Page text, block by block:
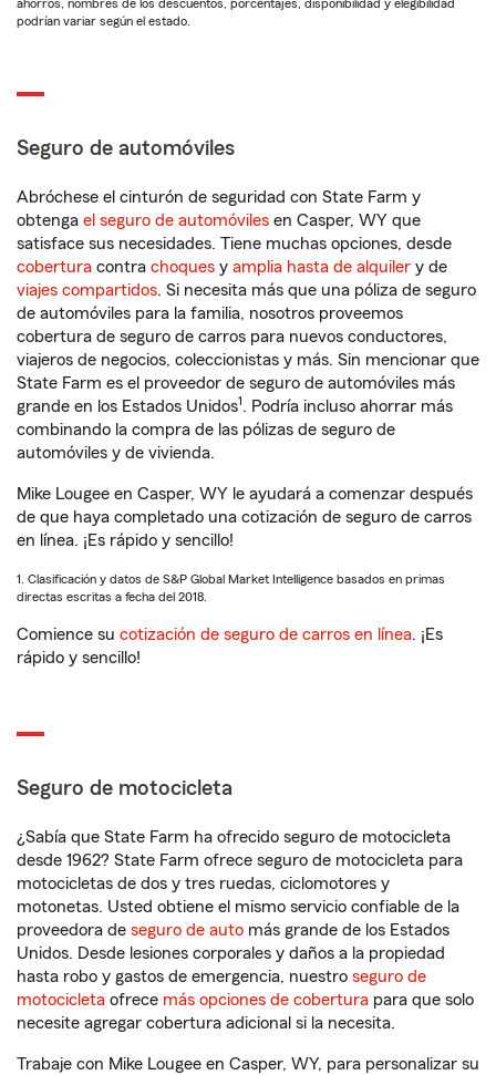
ahorros, nombres de los descuentos, porcentajes, disponibilidad y elegibilidad
podrían variar según el estado.
Seguro de automóviles
Abróchese el cinturón de seguridad con State Farm y
obtenga el seguro de automóviles en Casper, WY que
satisface sus necesidades. Tiene muchas opciones, desde
cobertura contra choques y amplia hasta de alquiler y de
viajes compartidos. Si necesita más que una póliza de seguro
de automóviles para la familia, nosotros proveemos
cobertura de seguro de carros para nuevos conductores,
viajeros de negocios, coleccionistas y más. Sin mencionar que
State Farm es el proveedor de seguro de automóviles más
grande en los Estados Unidos1 . Podría incluso ahorrar más
combinando la compra de las pólizas de seguro de
automóviles y de vivienda.
Mike Lougee en Casper, WY le ayudará a comenzar después
de que haya completado una cotización de seguro de carros
en línea. ¡Es rápido y sencillo!
1. Clasificación y datos de S&P Global Market Intelligence basados en primas
directas escritas a fecha del 2018.
Comience su cotización de seguro de carros en línea. ¡Es
rápido y sencillo!
Seguro de motocicleta
¿Sabía que State Farm ha ofrecido seguro de motocicleta
desde 1962? State Farm ofrece seguro de motocicleta para
motocicletas de dos y tres ruedas, ciclomotores y
motonetas. Usted obtiene el mismo servicio confiable de la
proveedora de seguro de auto más grande de los Estados
Unidos. Desde lesiones corporales y daños a la propiedad
hasta robo y gastos de emergencia, nuestro seguro de
motocicleta ofrece más opciones de cobertura para que solo
necesite agregar cobertura adicional si la necesita.
Trabaje con Mike Lougee en Casper, WY, para personalizar su